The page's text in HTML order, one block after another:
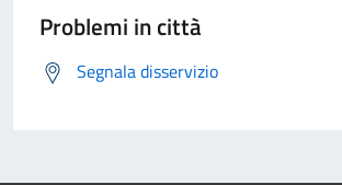
Problemi in città
Segnala disservizio